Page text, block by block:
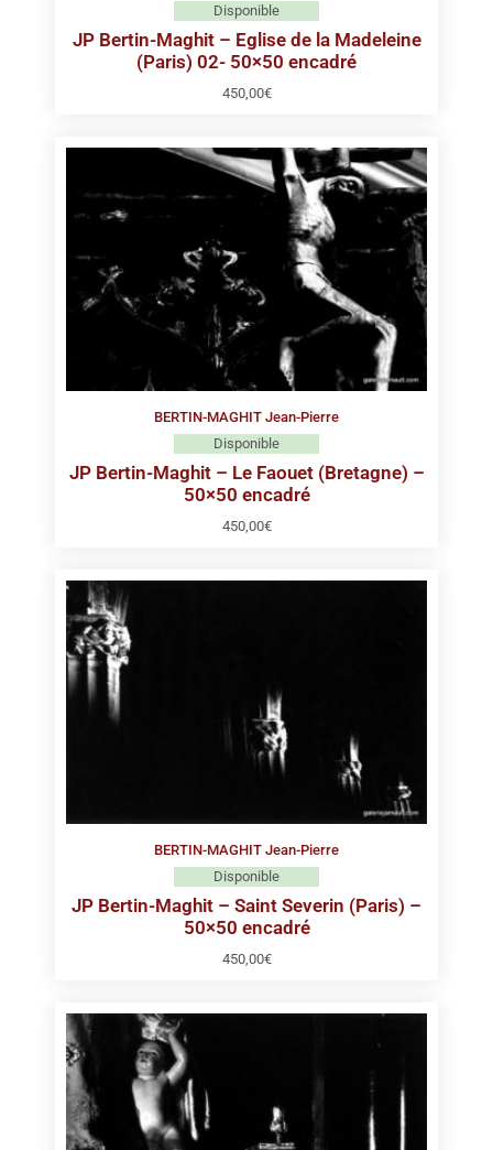
Disponible
JP Bertin-Maghit – Eglise de la Madeleine
(Paris) 02- 50×50 encadré
450,00€
BERTIN-MAGHIT Jean-Pierre
Disponible
JP Bertin-Maghit – Le Faouet (Bretagne) –
50×50 encadré
450,00€
BERTIN-MAGHIT Jean-Pierre
Disponible
JP Bertin-Maghit – Saint Severin (Paris) –
50×50 encadré
450,00€